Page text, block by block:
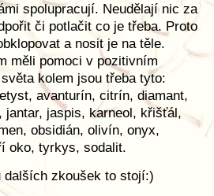
spolupracují. Neudělají nic za
či potlačit co je třeba. Proto
a nosit je na těle.
měli pomoci v pozitivním
kolem jsou třeba tyto:
avanturín, citrín, diamant,
jantar, jaspis, karneol, křišťál,
obsidián, olivín, onyx,
oko, tyrkys, sodalit.
dalších zkoušek to stojí:)